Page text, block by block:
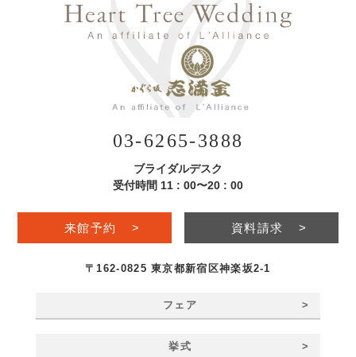
03-6265-3888
ブライダルデスク
受付時間 11 : 00〜20 : 00
来館予約 > 資料請求 >
〒162-0825 東京都新宿区神楽坂2-1
フェア >
挙式 >